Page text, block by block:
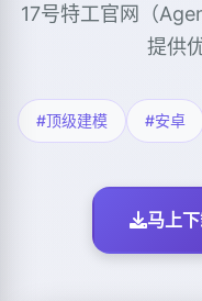
17号特工官网（
提供
#顶级建模 #安卓
马上